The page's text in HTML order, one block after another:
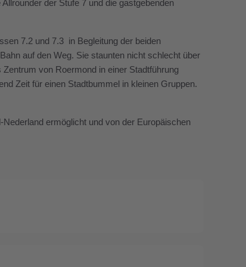
der Stufe 7 und die gastgebenden
7.2 und 7.3 in Begleitung der beiden
auf den Weg. Sie staunten nicht schlecht über
von Roermond in einer Stadtführung
Zeit für einen Stadtbummel in kleinen Gruppen.
ermöglicht und von der Europäischen